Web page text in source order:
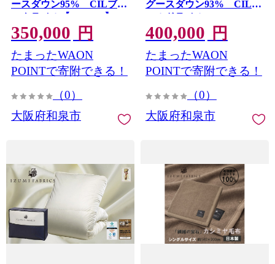
ースダウン95% CILブラ
ックラベル【1501900】
350,000 円
たまったWAON
POINTで寄附できる！
（0）
大阪府和泉市
グースダウン93% CILゴ
ールドラベル
【1501716】
400,000 円
たまったWAON
POINTで寄附できる！
（0）
大阪府和泉市